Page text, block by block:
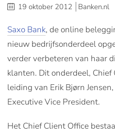
19 oktober 2012 Banken.nl
Saxo Bank, de online
nieuw bedrijfsonderdeel
verder verbeteren van haar
klanten. Dit onderdeel,
leiding van Erik Bjørn
Executive Vice President.
Het Chief Client Office